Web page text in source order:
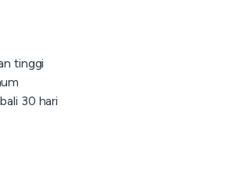
tinggi
30 hari